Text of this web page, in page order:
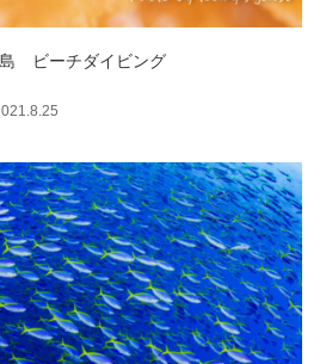
ビーチダイビング